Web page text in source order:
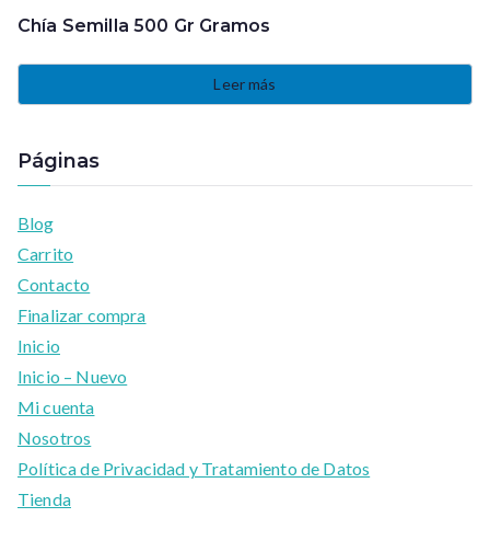
Chía Semilla 500 Gr Gramos
Leer más
Páginas
Blog
Carrito
Contacto
Finalizar compra
Inicio
Inicio – Nuevo
Mi cuenta
Nosotros
Política de Privacidad y Tratamiento de Datos
Tienda